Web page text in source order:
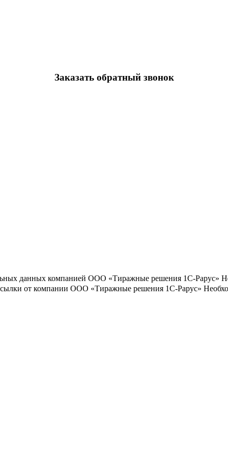
Заказать обратный звонок
данных компанией ООО «Тиражные решения 1С-Рарус»
от компании ООО «Тиражные решения 1С-Рарус»